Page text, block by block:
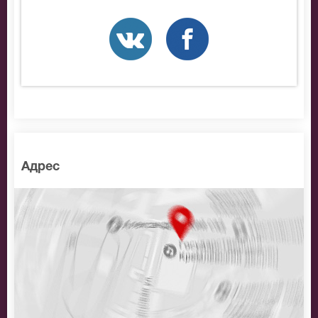
разные категории зрительного зала . Если не удалось
найти нужные билеты на Елизавета Варвара Аранова,
позвоните нам в call-центр и мы обязательно
Адрес